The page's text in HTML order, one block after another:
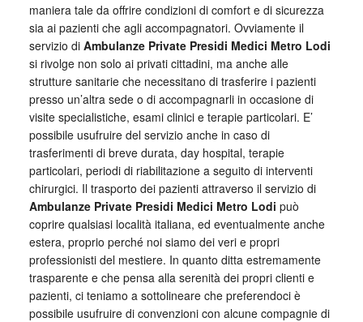
maniera tale da offrire condizioni di comfort e di sicurezza
sia ai pazienti che agli accompagnatori. Ovviamente il
servizio di Ambulanze Private Presidi Medici Metro Lodi
si rivolge non solo ai privati cittadini, ma anche alle
strutture sanitarie che necessitano di trasferire i pazienti
presso un’altra sede o di accompagnarli in occasione di
visite specialistiche, esami clinici e terapie particolari. E’
possibile usufruire del servizio anche in caso di
trasferimenti di breve durata, day hospital, terapie
particolari, periodi di riabilitazione a seguito di interventi
chirurgici. Il trasporto dei pazienti attraverso il servizio di
Ambulanze Private Presidi Medici Metro Lodi può
coprire qualsiasi località italiana, ed eventualmente anche
estera, proprio perché noi siamo dei veri e propri
professionisti del mestiere. In quanto ditta estremamente
trasparente e che pensa alla serenità dei propri clienti e
pazienti, ci teniamo a sottolineare che preferendoci è
possibile usufruire di convenzioni con alcune compagnie di